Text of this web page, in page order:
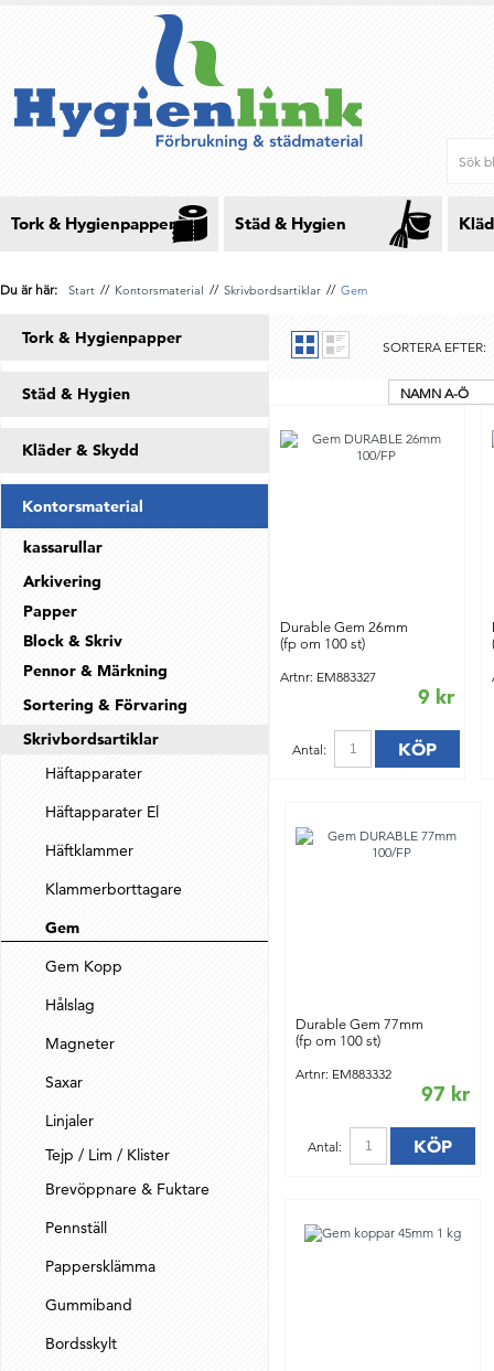
Tork & Hygienpapper Städ & Hygien
Du är här: Start // Kontorsmaterial // Skrivbordsartiklar // Gem
Tork & Hygienpapper
Städ & Hygien
Kläder & Skydd
Kontorsmaterial
kassarullar
Arkivering
Papper
Block & Skriv
Pennor & Märkning
Sortering & Förvaring
Skrivbordsartiklar
Häftapparater
Häftapparater El
Häftklammer
Klammerborttagare
Gem
Gem Kopp
Hålslag
Magneter
Saxar
Linjaler
Tejp / Lim / Klister
Brevöppnare & Fuktare
Pennställ
Pappersklämma
Gummiband
Bordsskylt
SORTERA EFTER:
NAMN A-Ö
Durable Gem 26mm
(fp om 100 st)
Artnr: EM883327
9 kr
Antal: KÖP
Durable Gem 77mm
(fp om 100 st)
Artnr: EM883332
97 kr
Antal: KÖP